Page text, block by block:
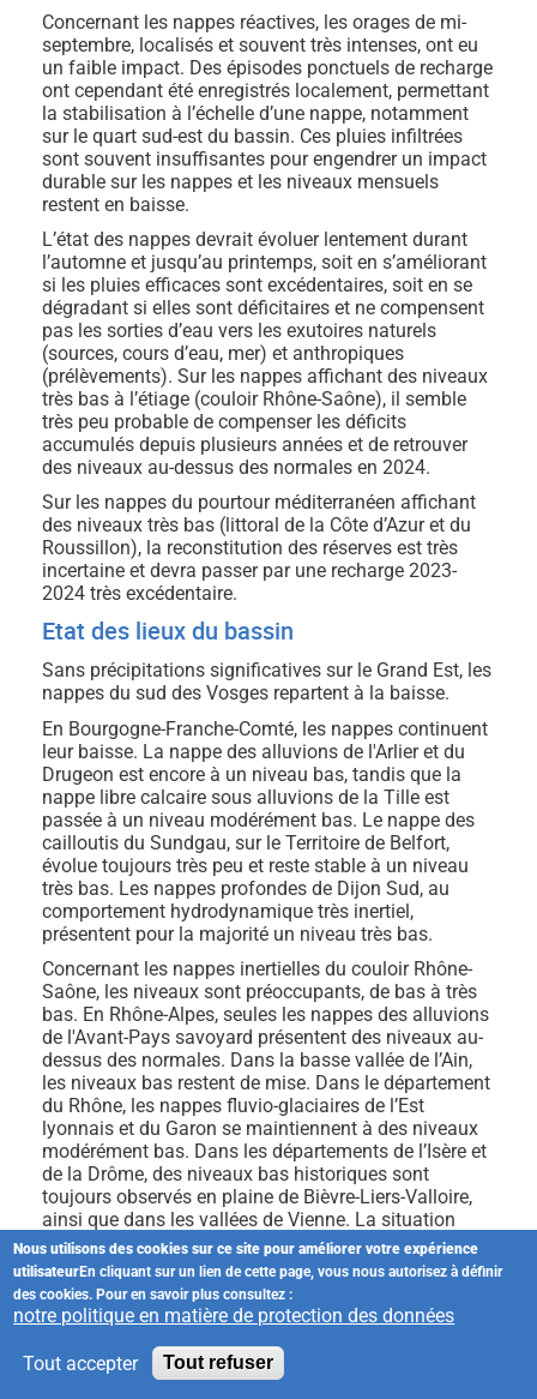
Concernant les nappes réactives, les orages de mi-
septembre, localisés et souvent très intenses, ont eu
un faible impact. Des épisodes ponctuels de recharge
ont cependant été enregistrés localement, permettant
la stabilisation à l’échelle d’une nappe, notamment
sur le quart sud-est du bassin. Ces pluies infiltrées
sont souvent insuffisantes pour engendrer un impact
durable sur les nappes et les niveaux mensuels
restent en baisse.
L’état des nappes devrait évoluer lentement durant
l’automne et jusqu’au printemps, soit en s’améliorant
si les pluies efficaces sont excédentaires, soit en se
dégradant si elles sont déficitaires et ne compensent
pas les sorties d’eau vers les exutoires naturels
(sources, cours d’eau, mer) et anthropiques
(prélèvements). Sur les nappes affichant des niveaux
très bas à l’étiage (couloir Rhône-Saône), il semble
très peu probable de compenser les déficits
accumulés depuis plusieurs années et de retrouver
des niveaux au-dessus des normales en 2024.
Sur les nappes du pourtour méditerranéen affichant
des niveaux très bas (littoral de la Côte d’Azur et du
Roussillon), la reconstitution des réserves est très
incertaine et devra passer par une recharge 2023-
2024 très excédentaire.
Etat des lieux du bassin
Sans précipitations significatives sur le Grand Est, les
nappes du sud des Vosges repartent à la baisse.
En Bourgogne-Franche-Comté, les nappes continuent
leur baisse. La nappe des alluvions de l'Arlier et du
Drugeon est encore à un niveau bas, tandis que la
nappe libre calcaire sous alluvions de la Tille est
passée à un niveau modérément bas. Le nappe des
cailloutis du Sundgau, sur le Territoire de Belfort,
évolue toujours très peu et reste stable à un niveau
très bas. Les nappes profondes de Dijon Sud, au
comportement hydrodynamique très inertiel,
présentent pour la majorité un niveau très bas.
Concernant les nappes inertielles du couloir Rhône-
Saône, les niveaux sont préoccupants, de bas à très
bas. En Rhône-Alpes, seules les nappes des alluvions
de l'Avant-Pays savoyard présentent des niveaux au-
dessus des normales. Dans la basse vallée de l’Ain,
les niveaux bas restent de mise. Dans le département
du Rhône, les nappes fluvio-glaciaires de l’Est
lyonnais et du Garon se maintiennent à des niveaux
modérément bas. Dans les départements de l’Isère et
de la Drôme, des niveaux bas historiques sont
toujours observés en plaine de Bièvre-Liers-Valloire,
ainsi que dans les vallées de Vienne. La situation
reste critique pour la nappe de la molasse Miocène et
au niveau de la Dombes avec des niveaux très bas.
La situation reste dégradée sur le pourtour
méditerranéen. Les risques d’intrusion d’eau salée
sont accrus sur les zones littorales affichant des
niveaux bas à très bas, de la Côte d’Azur au
Nous utilisons des cookies sur ce site pour améliorer votre expérience
utilisateurEn cliquant sur un lien de cette page, vous nous autorisez à définir
des cookies. Pour en savoir plus consultez :
notre politique en matière de protection des données
Tout accepter Tout refuser